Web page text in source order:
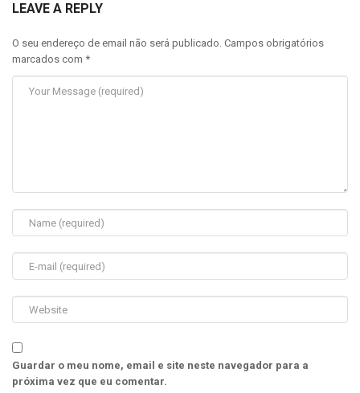
LEAVE A REPLY
O seu endereço de email não será publicado. Campos obrigatórios
marcados com *
Guardar o meu nome, email e site neste navegador para a
próxima vez que eu comentar.